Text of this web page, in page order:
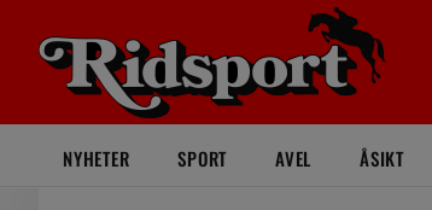
NYHETER SPORT AVEL ÅSIKT